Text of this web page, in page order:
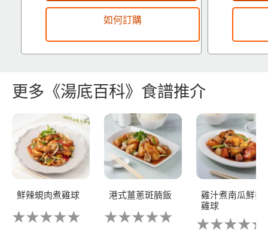
如何訂購
更多《湯底百科》食譜推介
鮮辣蜆肉煮雞球
没
有
港式薑蔥斑腩飯
没
有
雞汁煮南瓜鮮辣
雞球
没
有